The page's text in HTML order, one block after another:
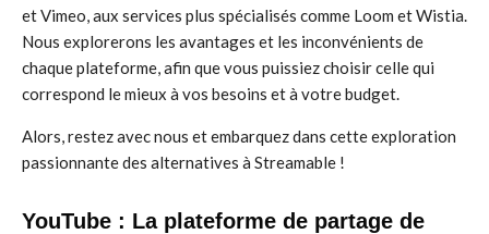
et Vimeo, aux services plus spécialisés comme Loom et Wistia.
Nous explorerons les avantages et les inconvénients de
chaque plateforme, afin que vous puissiez choisir celle qui
correspond le mieux à vos besoins et à votre budget.
Alors, restez avec nous et embarquez dans cette exploration
passionnante des alternatives à Streamable !
YouTube : La plateforme de partage de